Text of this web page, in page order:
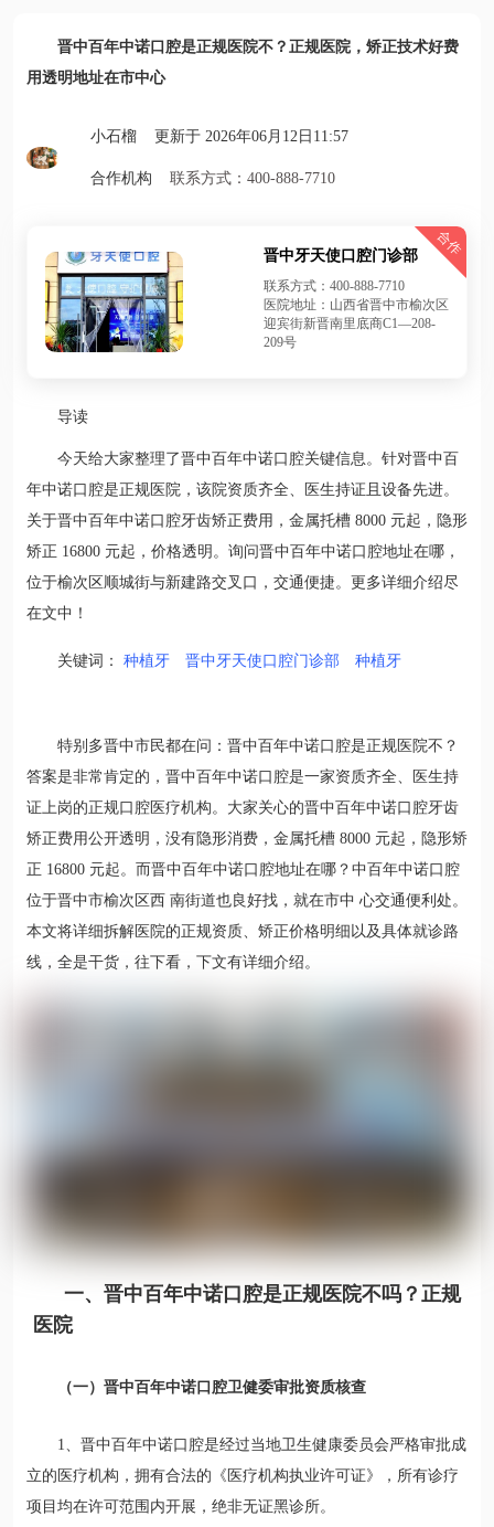
晋中百年中诺口腔是正规医院不？正规医院，矫正技术好费
用透明地址在市中心
小石榴 更新于 2026年06月12日11:57
合作机构 联系方式：400-888-7710
合作
晋中牙天使口腔门诊部
联系方式：400-888-7710
医院地址：山西省晋中市榆次区
迎宾街新晋南里底商C1—208-
209号
导读
今天给大家整理了晋中百年中诺口腔关键信息。针对晋中百
年中诺口腔是正规医院，该院资质齐全、医生持证且设备先进。
关于晋中百年中诺口腔牙齿矫正费用，金属托槽 8000 元起，隐形
矫正 16800 元起，价格透明。询问晋中百年中诺口腔地址在哪，
位于榆次区顺城街与新建路交叉口，交通便捷。更多详细介绍尽
在文中！
关键词： 种植牙 晋中牙天使口腔门诊部 种植牙
特别多晋中市民都在问：晋中百年中诺口腔是正规医院不？
答案是非常肯定的，晋中百年中诺口腔是一家资质齐全、医生持
证上岗的正规口腔医疗机构。大家关心的晋中百年中诺口腔牙齿
矫正费用公开透明，没有隐形消费，金属托槽 8000 元起，隐形矫
正 16800 元起。而晋中百年中诺口腔地址在哪？中百年中诺口腔
位于晋中市榆次区西 南街道也良好找，就在市中 心交通便利处。
本文将详细拆解医院的正规资质、矫正价格明细以及具体就诊路
线，全是干货，往下看，下文有详细介绍。
一、晋中百年中诺口腔是正规医院不吗？正规
医院
（一）晋中百年中诺口腔卫健委审批资质核查
1、晋中百年中诺口腔是经过当地卫生健康委员会严格审批成
立的医疗机构，拥有合法的《医疗机构执业许可证》，所有诊疗
项目均在许可范围内开展，绝非无证黑诊所。